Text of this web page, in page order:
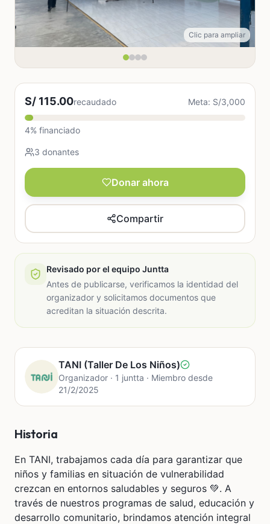
Clic para ampliar
S/ 115.00recaudado Meta: S/3,000
4% financiado
3 donantes
Donar ahora
Compartir
Revisado por el equipo Juntta
Antes de publicarse, verificamos la identidad del
organizador y solicitamos documentos que
acreditan la situación descrita.
TANI (Taller De Los Niños)
Organizador · 1 juntta · Miembro desde
21/2/2025
Historia
En TANI, trabajamos cada día para garantizar que
niños y familias en situación de vulnerabilidad
crezcan en entornos saludables y seguros 💚. A
través de nuestros programas de salud, educación y
desarrollo comunitario, brindamos atención integral